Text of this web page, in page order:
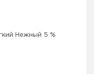
Нежный 5 %